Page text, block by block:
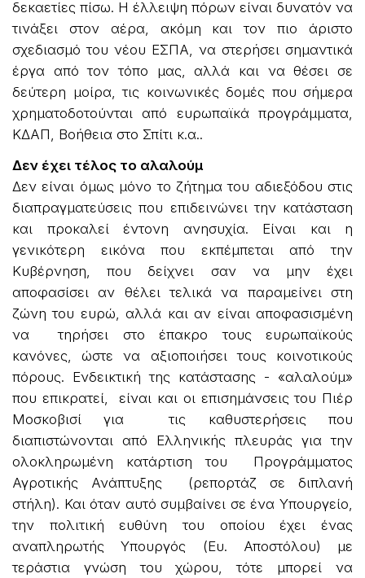
δεκαετίες πίσω. Η έλλειψη πόρων είναι δυνατόν να
τινάξει στον αέρα, ακόμη και τον πιο άριστο
σχεδιασμό του νέου ΕΣΠΑ, να στερήσει σημαντικά
έργα από τον τόπο μας, αλλά και να θέσει σε
δεύτερη μοίρα, τις κοινωνικές δομές που σήμερα
χρηματοδοτούνται από ευρωπαϊκά προγράμματα,
ΚΔΑΠ, Βοήθεια στο Σπίτι κ.α..
Δεν έχει τέλος το αλαλούμ
Δεν είναι όμως μόνο το ζήτημα του αδιεξόδου στις
διαπραγματεύσεις που επιδεινώνει την κατάσταση
και προκαλεί έντονη ανησυχία. Είναι και η
γενικότερη εικόνα που εκπέμπεται από την
Κυβέρνηση, που δείχνει σαν να μην έχει
αποφασίσει αν θέλει τελικά να παραμείνει στη
ζώνη του ευρώ, αλλά και αν είναι αποφασισμένη
να τηρήσει στο έπακρο τους ευρωπαϊκούς
κανόνες, ώστε να αξιοποιήσει τους κοινοτικούς
πόρους. Ενδεικτική της κατάστασης - «αλαλούμ»
που επικρατεί, είναι και οι επισημάνσεις του Πιέρ
Μοσκοβισί για τις καθυστερήσεις που
διαπιστώνονται από Ελληνικής πλευράς για την
ολοκληρωμένη κατάρτιση του Προγράμματος
Αγροτικής Ανάπτυξης (ρεπορτάζ σε διπλανή
στήλη). Και όταν αυτό συμβαίνει σε ένα Υπουργείο,
την πολιτική ευθύνη του οποίου έχει ένας
αναπληρωτής Υπουργός (Ευ. Αποστόλου) με
τεράστια γνώση του χώρου, τότε μπορεί να